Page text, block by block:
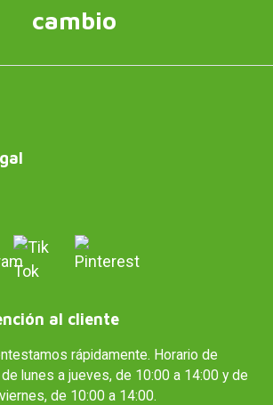
cambio
al cliente
rápidamente. Horario de
lunes a jueves, de 10:00 a 14:00 y de
de 10:00 a 14:00.